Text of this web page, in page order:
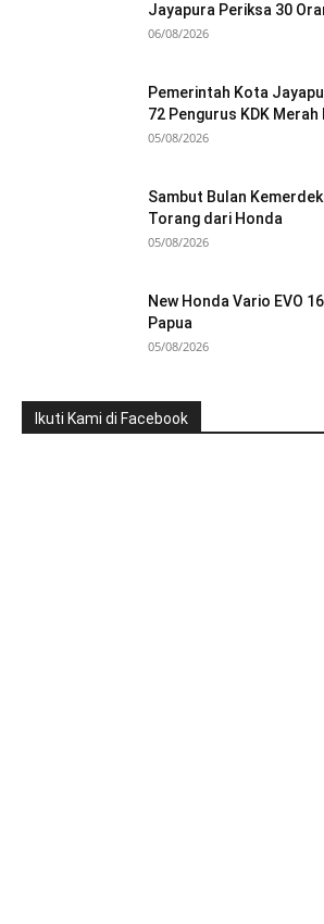
Jayapura Periksa 30
06/08/2026
Pemerintah Kota
72 Pengurus KDK Merah
05/08/2026
Sambut Bulan
Torang dari Honda
05/08/2026
New Honda Vario EVO
Papua
05/08/2026
Ikuti Kami di Facebook